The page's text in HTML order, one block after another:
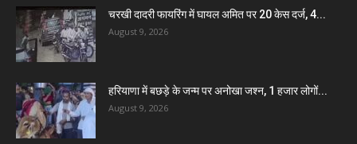
चरखी दादरी फायरिंग में घायल अमित पर 20 केस दर्ज, 4...
August 9, 2026
हरियाणा में बछड़े के जन्म पर अनोखा जश्न, 1 हजार लोगों...
August 9, 2026